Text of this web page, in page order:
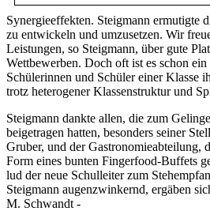
Synergieeffekten. Steigmann ermutigte
zu entwickeln und umzusetzen. Wir
Leistungen, so Steigmann, über gute
Wettbewerben. Doch oft ist es schon
Schülerinnen und Schüler einer Klasse
trotz heterogener Klassenstruktur und
Steigmann dankte allen, die zum
beigetragen hatten, besonders seiner
Gruber, und der Gastronomieabteilung,
Form eines bunten Fingerfood-Buffets
lud der neue Schulleiter zum
Steigmann augenzwinkernd, ergäben
M. Schwandt -